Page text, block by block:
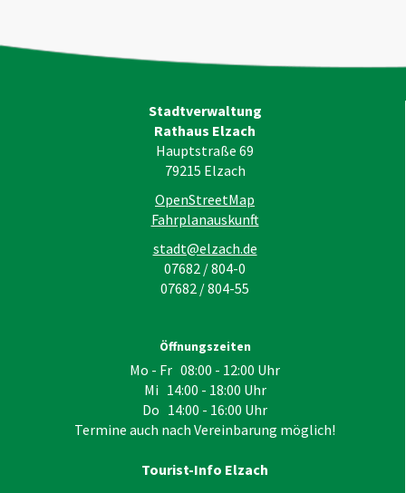
Stadtverwaltung
Rathaus Elzach
Hauptstraße 69
79215 Elzach
OpenStreetMap
Fahrplanauskunft
stadt@elzach.de
07682 / 804-0
07682 / 804-55
Öffnungszeiten
Mo - Fr 08:00 - 12:00 Uhr
Mi 14:00 - 18:00 Uhr
Do 14:00 - 16:00 Uhr
Termine auch nach Vereinbarung möglich!
Tourist-Info Elzach